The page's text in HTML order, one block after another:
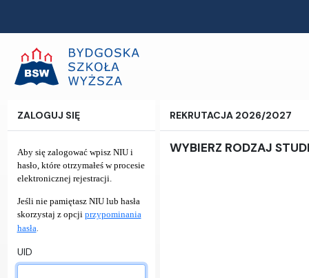
ZALOGUJ SIĘ
Aby się zalogować wpisz NIU i
hasło, które otrzymałeś w procesie
elektronicznej rejestracji.
Jeśli nie pamiętasz NIU lub hasła
skorzystaj z opcji przypominania
hasła
UID
REKRUTACJA 2026/2027
WYBIERZ RODZAJ